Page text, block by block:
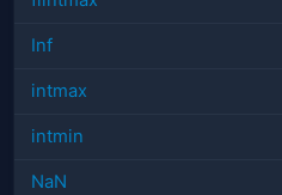
Inf
intmax
intmin
NaN